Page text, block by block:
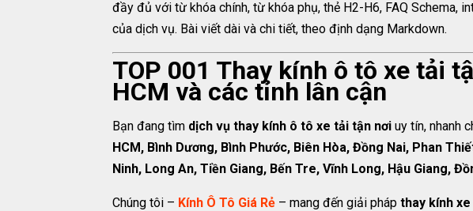
đầy đủ với từ khóa chính, từ khóa phụ, thẻ H2-H6, FAQ Schema,
của dịch vụ. Bài viết dài và chi tiết, theo định dạng Markdown.
TOP 001 Thay kính ô tô xe tải
HCM và các tỉnh lân cận
Bạn đang tìm dịch vụ thay kính ô tô xe tải tận nơi uy tín, nhanh
HCM, Bình Dương, Bình Phước, Biên Hòa, Đồng Nai, Phan
Ninh, Long An, Tiền Giang, Bến Tre, Vĩnh Long, Hậu Giang,
Chúng tôi – Kính Ô Tô Giá Rẻ – mang đến giải pháp thay kính